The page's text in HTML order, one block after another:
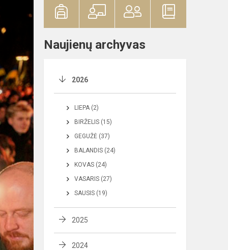
Naujienų archyvas
2026
LIEPA (2)
BIRŽELIS (15)
GEGUŽĖ (37)
BALANDIS (24)
KOVAS (24)
VASARIS (27)
SAUSIS (19)
2025
2024